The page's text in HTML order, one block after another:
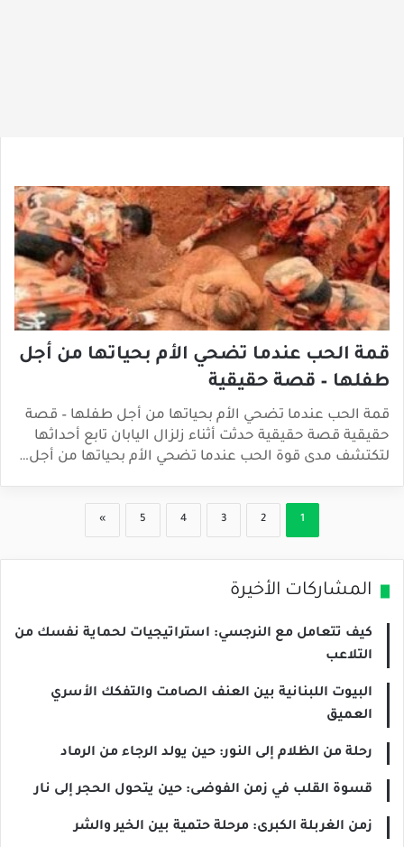
قمة الحب عندما تضحي الأم بحياتها من أجل
طفلها – قصة حقيقية
قمة الحب عندما تضحي الأم بحياتها من أجل طفلها – قصة
حقيقية قصة حقيقية حدثت أثناء زلزال اليابان تابع أحداثها
لتكتشف مدى قوة الحب عندما تضحي الأم بحياتها من أجل…
1
2
3
4
5
»
المشاركات الأخيرة
كيف تتعامل مع النرجسي: استراتيجيات لحماية نفسك من
التلاعب
البيوت اللبنانية بين العنف الصامت والتفكك الأسري
العميق
رحلة من الظلام إلى النور: حين يولد الرجاء من الرماد
قسوة القلب في زمن الفوضى: حين يتحول الحجر إلى نار
زمن الغربلة الكبرى: مرحلة حتمية بين الخير والشر